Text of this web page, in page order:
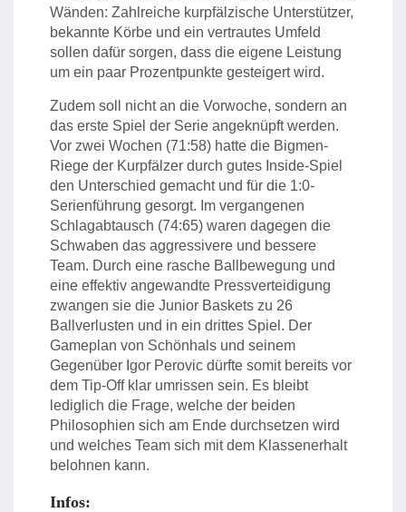
Wänden: Zahlreiche kurpfälzische Unterstützer,
bekannte Körbe und ein vertrautes Umfeld
sollen dafür sorgen, dass die eigene Leistung
um ein paar Prozentpunkte gesteigert wird.
Zudem soll nicht an die Vorwoche, sondern an
das erste Spiel der Serie angeknüpft werden.
Vor zwei Wochen (71:58) hatte die Bigmen-
Riege der Kurpfälzer durch gutes Inside-Spiel
den Unterschied gemacht und für die 1:0-
Serienführung gesorgt. Im vergangenen
Schlagabtausch (74:65) waren dagegen die
Schwaben das aggressivere und bessere
Team. Durch eine rasche Ballbewegung und
eine effektiv angewandte Pressverteidigung
zwangen sie die Junior Baskets zu 26
Ballverlusten und in ein drittes Spiel. Der
Gameplan von Schönhals und seinem
Gegenüber Igor Perovic dürfte somit bereits vor
dem Tip-Off klar umrissen sein. Es bleibt
lediglich die Frage, welche der beiden
Philosophien sich am Ende durchsetzen wird
und welches Team sich mit dem Klassenerhalt
belohnen kann.
Infos: